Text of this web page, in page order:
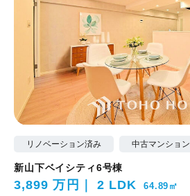
リノベーション済み 中古マンション
新山下ベイシティ6号棟
3,899 万円 2 LDK 64.89㎡